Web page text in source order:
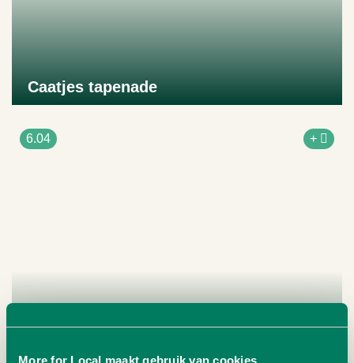
More for Local maakt gebruik van cookies
Caatjes tapenade
6.04 +